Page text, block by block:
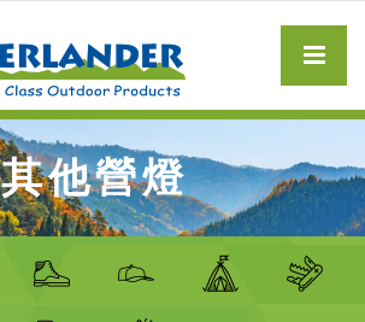
其他營燈